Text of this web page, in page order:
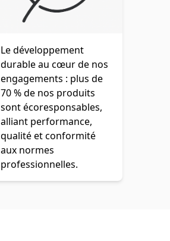
Le développement
durable au cœur de nos
engagements : plus de
70 % de nos produits
sont écoresponsables,
alliant performance,
qualité et conformité
aux normes
professionnelles.